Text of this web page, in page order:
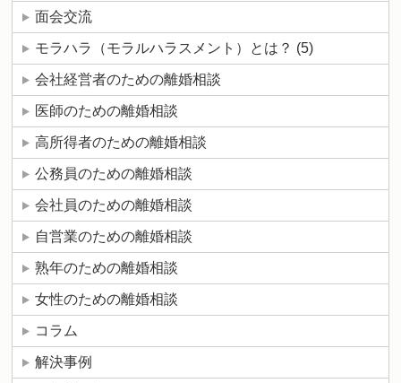
面会交流
モラハラ（モラルハラスメント）とは？ (5)
会社経営者のための離婚相談
医師のための離婚相談
高所得者のための離婚相談
公務員のための離婚相談
会社員のための離婚相談
自営業のための離婚相談
熟年のための離婚相談
女性のための離婚相談
コラム
解決事例